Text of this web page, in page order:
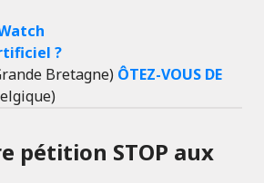
?
Bretagne) ÔTEZ-VOUS DE
pétition STOP aux